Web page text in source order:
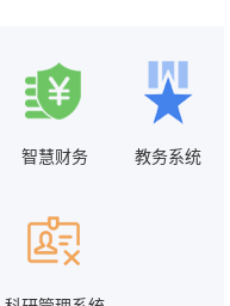
智慧财务 教务系统